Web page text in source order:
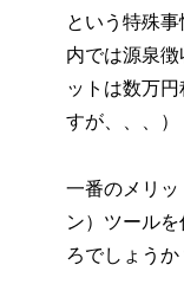
という特殊
内では源泉
ットは数万
すが、、、）
一番のメリッ
ン）ツール
ろでしょうか